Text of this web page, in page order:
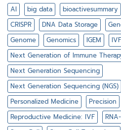
ระดับ
เซลล์
เดี่ยว
AI big data bioactivesummary
CRISPR
DNA Data Storage
Genome
Genomics IGEM IVF
Next Generation of Immune
Next Generation Sequencing
Next Generation Sequencing (NGS)
Personalized Medicine
Precision
Reproductive Medicine: IVF